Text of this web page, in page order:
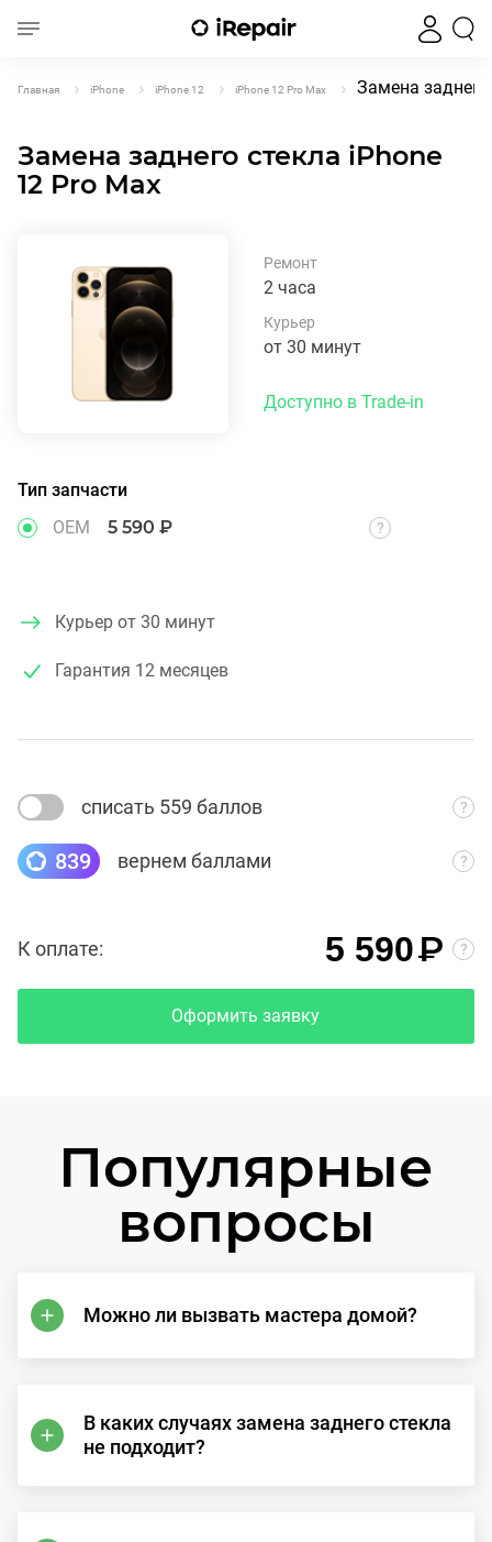
Главная iPhone iPhone 12 iPhone 12 Pro Max Замена
Замена заднего стекла iPhone
12 Pro Max
Ремонт
2 часа
Курьер
от 30 минут
Доступно в Trade-in
Тип запчасти
OEM
5 590 ₽
Курьер от 30 минут
Гарантия 12 месяцев
списать 559 баллов
839 вернем баллами
К оплате: 5 590₽
Оформить заявку
Популярные
вопросы
Можно ли вызвать мастера домой?
В каких случаях замена заднего стекла
не подходит?